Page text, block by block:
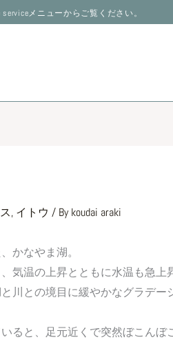
メニューからご覧ください。
, イトウ / Bykoudai araki
かなやま湖。
気温の上昇とともに水温も急
川との境目に緩やかなグラデー
ると、足元近くで突然ぼこん